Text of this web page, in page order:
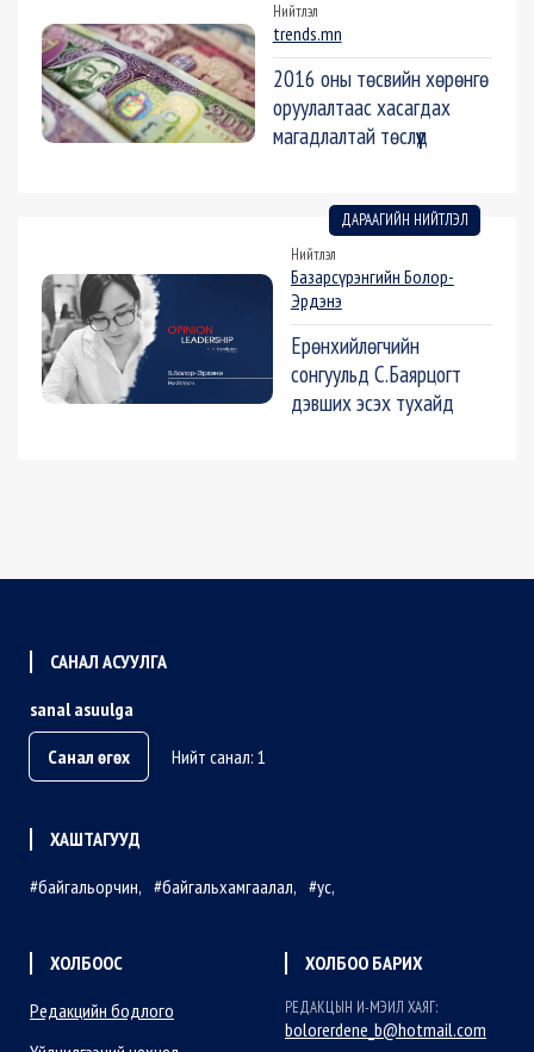
Нийтлэл
trends.mn
2016 оны төсвийн хөрөнгө
оруулалтаас хасагдах
магадлалтай төслүүд
ДАРААГИЙН НИЙТЛЭЛ
Нийтлэл
Базарсүрэнгийн Болор-
Эрдэнэ
Ерөнхийлөгчийн
сонгуульд С.Баярцогт
дэвших эсэх тухайд
САНАЛ АСУУЛГА
sanal asuulga
Санал өгөх
Нийт санал: 1
ХАШТАГУУД
байгальорчин
байгальхамгаалал ус
ХОЛБООС
Редакцийн бодлого
ХОЛБОО БАРИХ
РЕДАКЦЫН И-МЭИЛ ХАЯГ:
bolorerdene_b@hotmail.com